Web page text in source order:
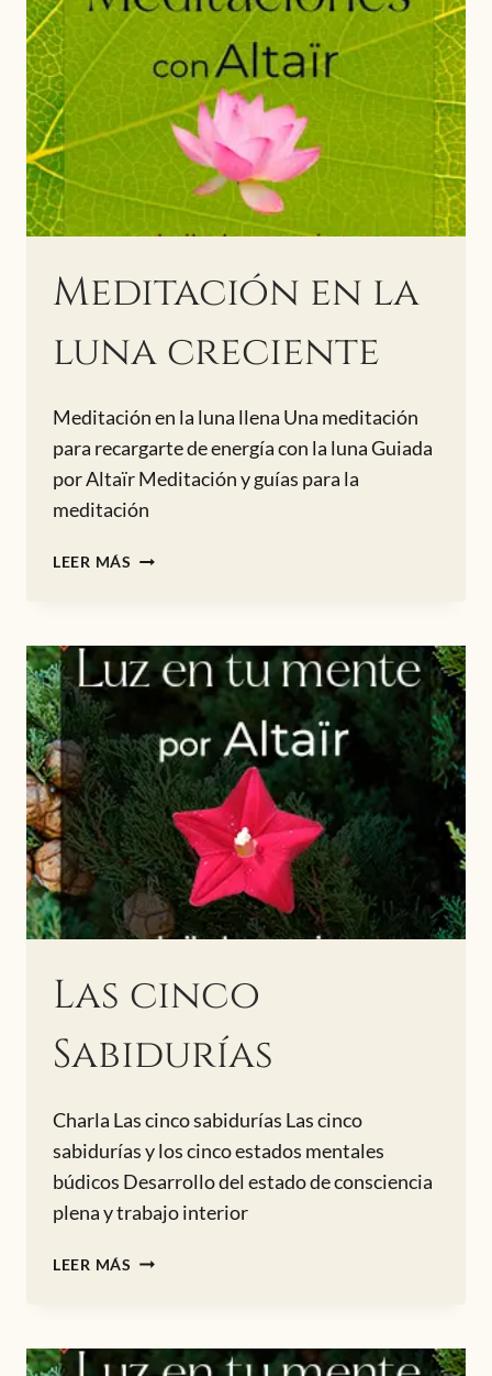
Meditación en la
luna creciente
Meditación en la luna llena Una meditación
para recargarte de energía con la luna Guiada
por Altaïr Meditación y guías para la
meditación
LEER MÁS MEDITACIÓN
CRECIENTE
Las cinco
Sabidurías
Charla Las cinco sabidurías Las cinco
sabidurías y los cinco estados mentales
búdicos Desarrollo del estado de consciencia
plena y trabajo interior
LEER MÁS LAS